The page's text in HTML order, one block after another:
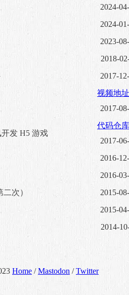
2024-
2024-
2023-
2018-
2017-
视频地址
2017-
发 H5 游戏
代码仓库
2017-
2016-
2016-
次）
2015-
2015-
2014-
Home /Mastodon /Twitter